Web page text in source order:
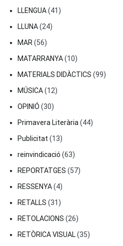
LLENGUA(41)
LLUNA(24)
MAR (56)
MATARRANYA(10)
MATERIALS DIDÀCTICS (99)
MÚSICA(12)
OPINIÓ (30)
Primavera Literària (44)
Publicitat (13)
reinvindicació (63)
REPORTATGES (57)
RESSENYA(4)
RETALLS (31)
RETOLACIONS (26)
RETÒRICA VISUAL(35)